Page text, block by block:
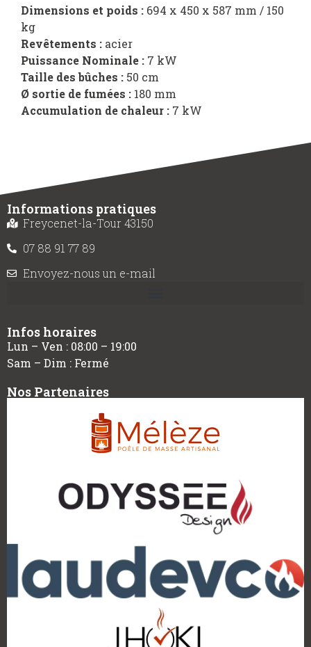
Dimensions et poids : 694 x 450 x 587 mm / 150
kg
Revêtements : acier
Puissance Nominale : 7 kW
Taille des bûches : 50 cm
Ø sortie de fumées : 180 mm
Accumulation de chaleur : 7 kW
Informations pratiques
Freycenet-la-Tour 43150
07 88 91 77 89
Envoyez-nous un e-mail
Infos horaires
Lun – Ven : 08:00 – 19:00
Sam – Dim : Fermé
Nos Partenaires